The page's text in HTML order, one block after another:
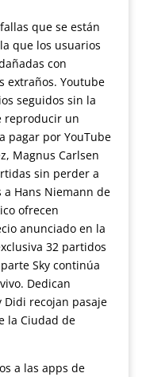
que se están
que los usuarios
con
extraños. Youtube
seguidos sin la
reproducir un
pagar por YouTube
Magnus Carlsen
sin perder a
Hans Niemann de
ofrecen
anunciado en la
32 partidos
Sky continúa
Dedican
Didi recojan pasaje
la Ciudad de
a las apps de